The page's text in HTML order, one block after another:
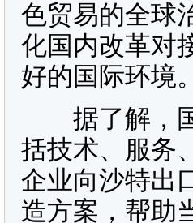
色贸易的全球
化国内改革对
好的国际环境。
据了解，国
括技术、服务
企业向沙特出
造方案，帮助